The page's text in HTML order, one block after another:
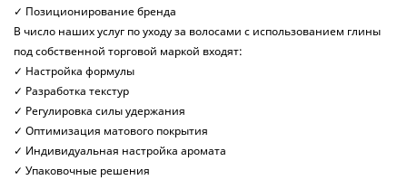
✓ Позиционирование бренда
В число наших услуг по уходу за волосами с использованием глины
под собственной торговой маркой входят:
✓ Настройка формулы
✓ Разработка текстур
✓ Регулировка силы удержания
✓ Оптимизация матового покрытия
✓ Индивидуальная настройка аромата
✓ Упаковочные решения